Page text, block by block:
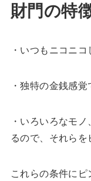
財門の特
・いつもニコニコ
・独特の金銭感
・いろいろなモ
るので、それらを
これらの条件に